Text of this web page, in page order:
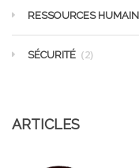
RESSOURCES
SÉCURITÉ (2)
ARTICLES